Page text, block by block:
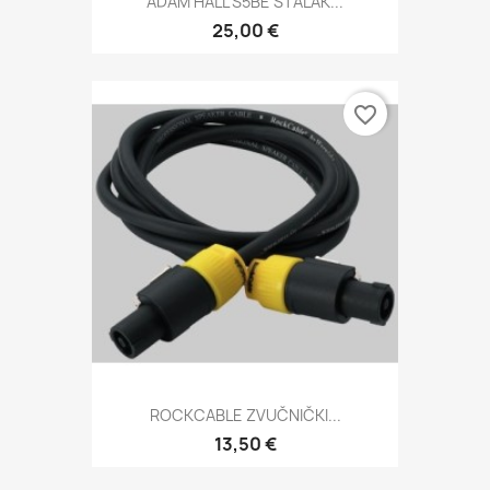
25,00 €
ROCKCABLE ZVUČNIČKI...
13,50 €
favorite_border